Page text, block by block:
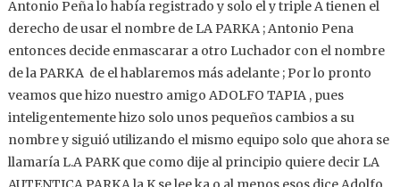
Antonio Peña lo había registrado y solo el y triple A tienen el
derecho de usar el nombre de LA PARKA ; Antonio Pena
entonces decide enmascarar a otro Luchador con el nombre
de la PARKA de el hablaremos más adelante ; Por lo pronto
veamos que hizo nuestro amigo ADOLFO TAPIA , pues
inteligentemente hizo solo unos pequeños cambios a su
nombre y siguió utilizando el mismo equipo solo que ahora se
llamaría L.A PARK que como dije al principio quiere decir LA